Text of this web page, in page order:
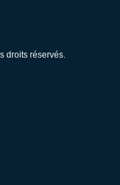
droits réservés.